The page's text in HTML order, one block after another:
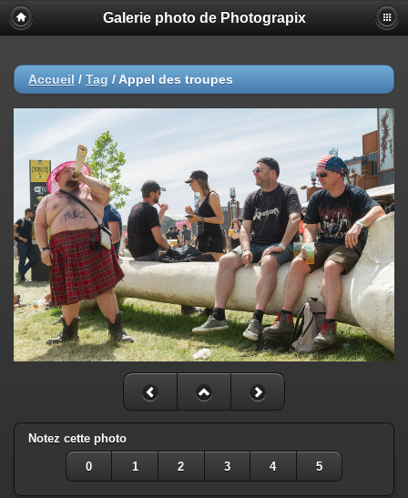
Galerie photo de Photograpix
Accueil / Tag / Appel des troupes
Notez cette photo
0 1 2 3 4 5